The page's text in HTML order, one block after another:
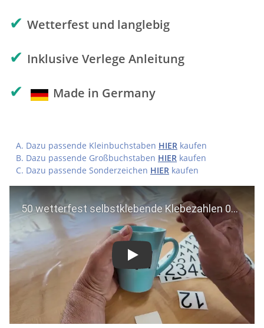
✔ Wetterfest und langlebig
✔ Inklusive Verlege Anleitung
✔ Made in Germany
Dazu passende Kleinbuchstaben HIER kaufen
Dazu passende Großbuchstaben HIER kaufen
Dazu passende Sonderzeichen HIER kaufen
Play